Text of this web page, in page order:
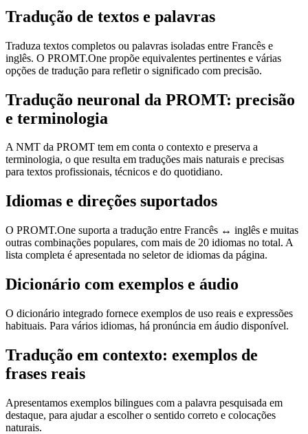
Tradução de textos e palavras
Traduza textos completos ou palavras isoladas entre Francês e
inglês. O PROMT.One propõe equivalentes pertinentes e várias
opções de tradução para refletir o significado com precisão.
Tradução neuronal da PROMT: precisão
e terminologia
A NMT da PROMT tem em conta o contexto e preserva a
terminologia, o que resulta em traduções mais naturais e precisas
para textos profissionais, técnicos e do quotidiano.
Idiomas e direções suportados
O PROMT.One suporta a tradução entre Francês ↔ inglês e muitas
outras combinações populares, com mais de 20 idiomas no total. A
lista completa é apresentada no seletor de idiomas da página.
Dicionário com exemplos e áudio
O dicionário integrado fornece exemplos de uso reais e expressões
habituais. Para vários idiomas, há pronúncia em áudio disponível.
Tradução em contexto: exemplos de
frases reais
Apresentamos exemplos bilingues com a palavra pesquisada em
destaque, para ajudar a escolher o sentido correto e colocações
naturais.